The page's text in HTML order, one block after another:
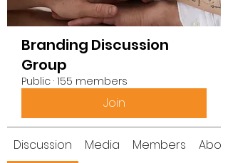
Branding Discussion
Group
Public · 155 members
Join
Discussion Media Members About